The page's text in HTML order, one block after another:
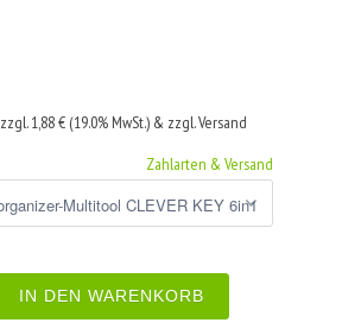
zzgl. 1,88 € (19.0% MwSt.) & zzgl. Versand
Zahlarten & Versand
IN DEN WARENKORB